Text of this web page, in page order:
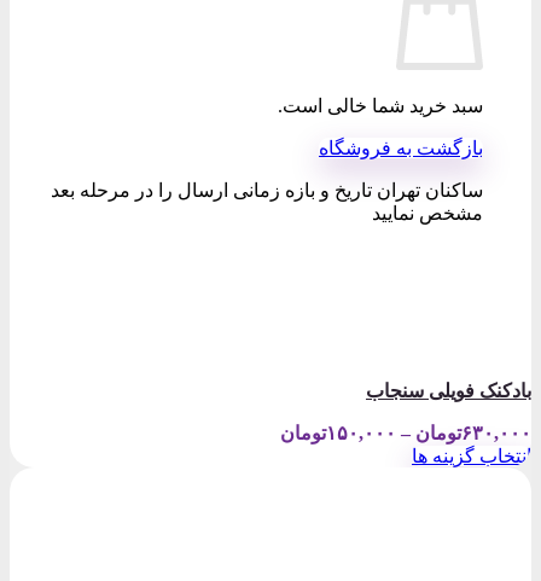
سبد خرید شما خالی است.
بازگشت به فروشگاه
ساکنان تهران تاریخ و بازه زمانی ارسال را در مرحله بعد
مشخص نمایید
بادکنک فویلی سنجاب
۶۳۰,۰۰۰تومان – ۱۵۰,۰۰۰تومان
انتخاب گزینه ها